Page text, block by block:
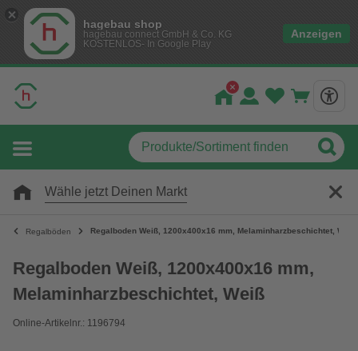
hagebau shop
hagebau connect GmbH & Co. KG
KOSTENLOS- In Google Play
Anzeigen
Wähle jetzt Deinen Markt
Regalböden Regalboden Weiß, 1200x400x16 mm, Melaminharzbeschichtet, Weiß
Regalboden Weiß, 1200x400x16 mm,
Melaminharzbeschichtet, Weiß
Online-Artikelnr.: 1196794